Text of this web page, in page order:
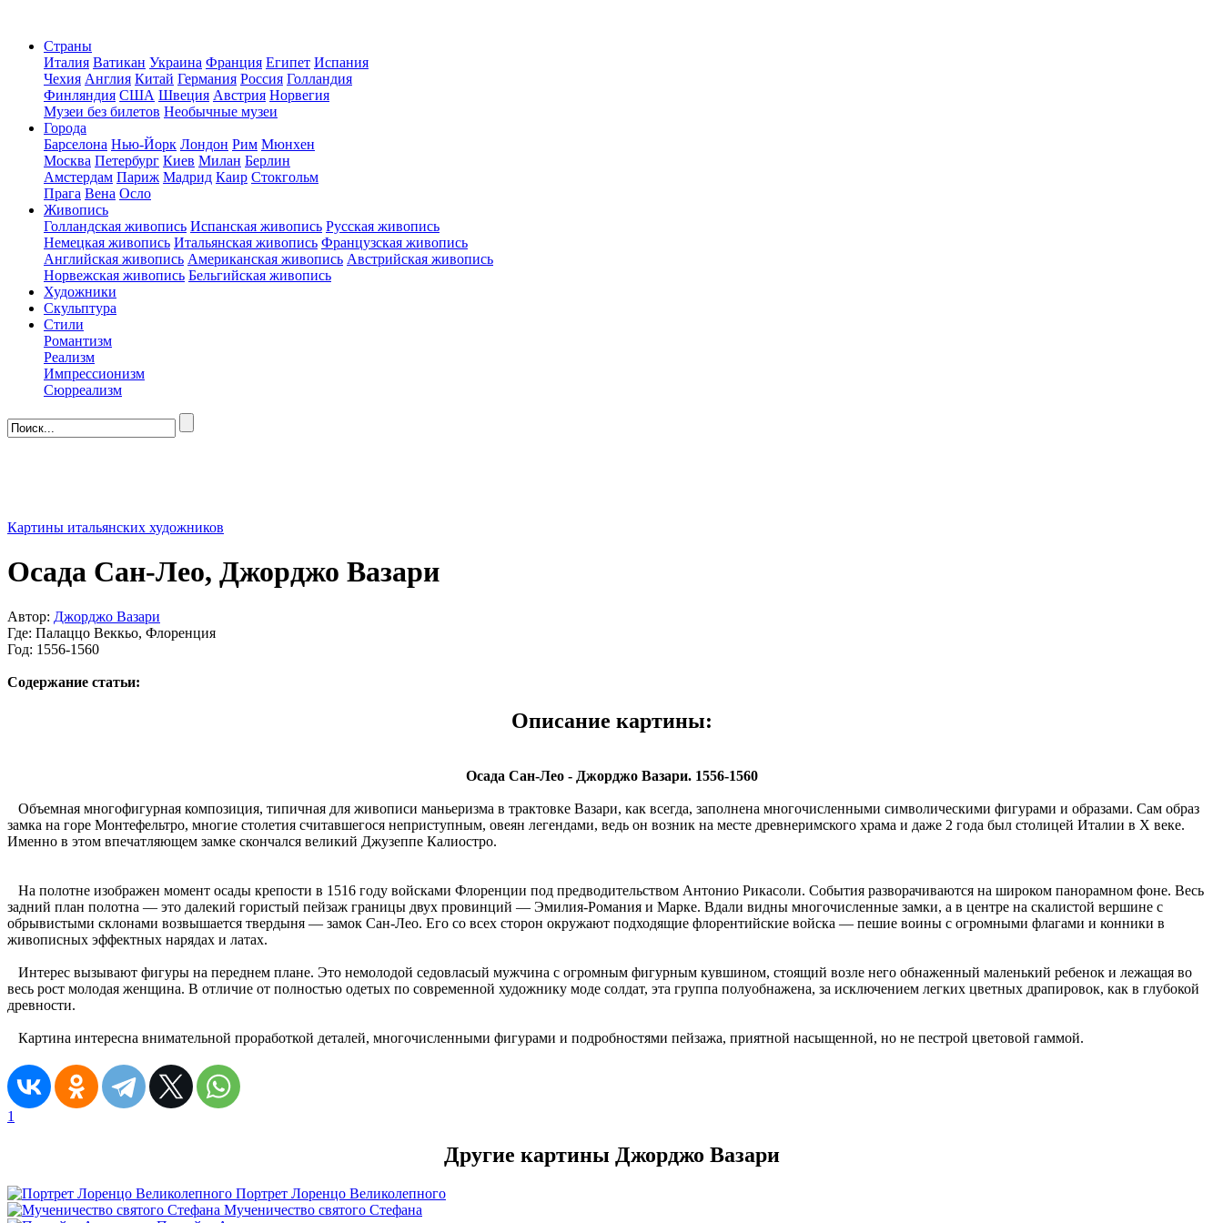
Страны
Италия Ватикан Украина Франция Египет Испания
Чехия Англия Китай Германия Россия Голландия
Финляндия США Швеция Австрия Норвегия
Музеи без билетов Необычные музеи
Города
Барселона Нью-Йорк Лондон Рим Мюнхен
Москва Петербург Киев Милан Берлин
Амстердам Париж Мадрид Каир Стокгольм
Прага Вена Осло
Живопись
Голландская живопись Испанская живопись Русская живопись
Немецкая живопись Итальянская живопись Французская живопись
Английская живопись Американская живопись Австрийская живопись
Норвежская живопись Бельгийская живопись
Художники
Скульптура
Стили
Романтизм
Реализм
Импрессионизм
Сюрреализм
Картины итальянских художников
Осада Сан-Лео, Джорджо Вазари
Автор: Джорджо Вазари
Где: Палаццо Веккьо, Флоренция
Год: 1556-1560
Содержание статьи:
Описание картины:
Осада Сан-Лео - Джорджо Вазари. 1556-1560
Объемная многофигурная композиция, типичная для живописи маньеризма в трактовке Вазари, как всегда, заполнена многочисленными символическими фигурами и образами. Сам образ
замка на горе Монтефельтро, многие столетия считавшегося неприступным, овеян легендами, ведь он возник на месте древнеримского храма и даже 2 года был столицей Италии в X веке.
Именно в этом впечатляющем замке скончался великий Джузеппе Калиостро.
На полотне изображен момент осады крепости в 1516 году войсками Флоренции под предводительством Антонио Рикасоли. События разворачиваются на широком панорамном фоне. Весь
задний план полотна — это далекий гористый пейзаж границы двух провинций — Эмилия-Романия и Марке. Вдали видны многочисленные замки, а в центре на скалистой вершине с
обрывистыми склонами возвышается твердыня — замок Сан-Лео. Его со всех сторон окружают подходящие флорентийские войска — пешие воины с огромными флагами и конники в
живописных эффектных нарядах и латах.
Интерес вызывают фигуры на переднем плане. Это немолодой седовласый мужчина с огромным фигурным кувшином, стоящий возле него обнаженный маленький ребенок и лежащая во
весь рост молодая женщина. В отличие от полностью одетых по современной художнику моде солдат, эта группа полуобнажена, за исключением легких цветных драпировок, как в глубокой
древности.
Картина интересна внимательной проработкой деталей, многочисленными фигурами и подробностями пейзажа, приятной насыщенной, но не пестрой цветовой гаммой.
1
Другие картины Джорджо Вазари
Портрет Лоренцо Великолепного
Мученичество святого Стефана